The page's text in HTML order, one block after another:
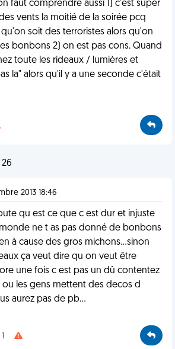
faut comprendre aussi 1) c'est super
vents la moitié de la soirée pcq
soit des terroristes alors qu'on
bonbons 2) on est pas cons. Quand
toute les rideaux / lumières et
la" alors qu'il y a une seconde c'était
2013 18:46
qu est ce que c est dur et injuste
ne t as pas donné de bonbons
à cause des gros michons...sinon
ça veut dire qu on veut être
une fois c est pas un dû contentez
ou les gens mettent des decos d
aurez pas de pb...
1